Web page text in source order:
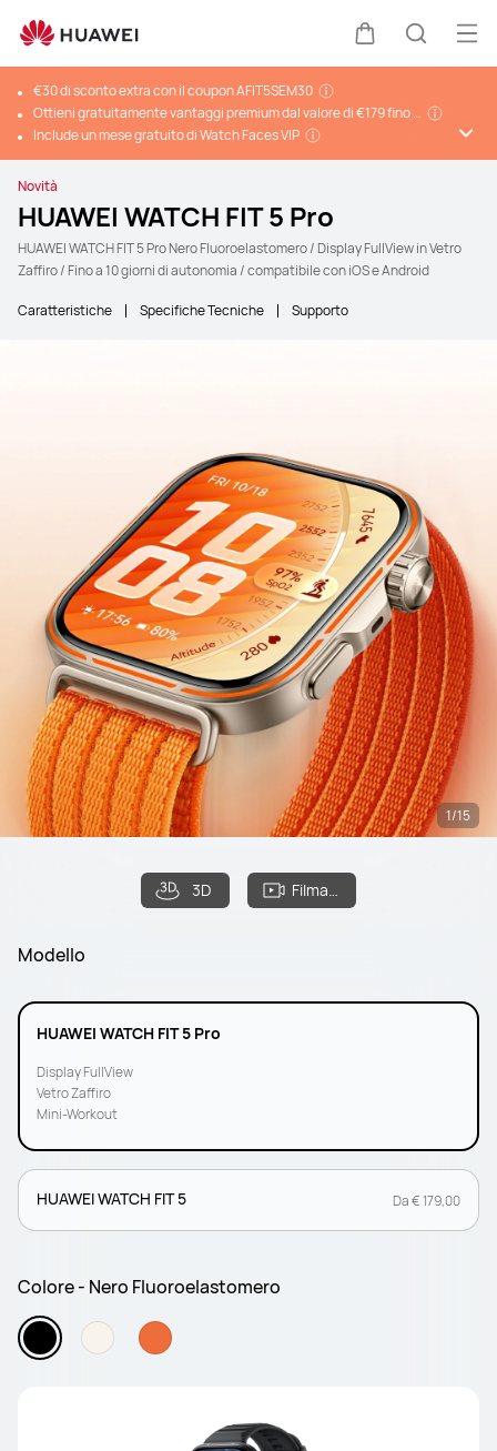
CarrelloRicerca
€30 di sconto extra con il coupon AFIT5SEM30
Ottieni gratuitamente vantaggi premium dal valore di €179 fino a
90 giorni con Multipass
Include un mese gratuito di Watch Faces VIP
Novità
HUAWEI WATCH FIT 5 Pro
HUAWEI WATCH FIT 5 Pro Nero Fluoroelastomero / Display FullView in Vetro
Zaffiro / Fino a 10 giorni di autonomia / compatibile con iOS e Android
Caratteristiche Specifiche Tecniche Supporto
3D Filmato
1/15
Modello
HUAWEI WATCH FIT 5 Pro
Display FullView
Vetro Zaffiro
Mini-Workout
HUAWEI WATCH FIT 5 Da € 179,00
Colore - Nero Fluoroelastomero